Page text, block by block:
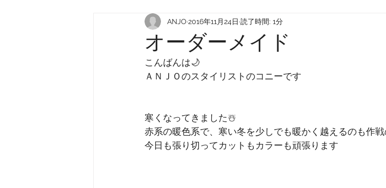
お世話になっている人・お店 趣味 RECRUIT(求人)
オーダーメイド
ANJO 2016年11月24日 読了時間: 1分
こんばんは🌙
ＡＮＪＯのスタイリストのコニーです
寒くなってきました☃️
赤系の暖色系で、寒い冬を少しでも暖かく越えるのも作
今日も張り切ってカットもカラーも頑張ります